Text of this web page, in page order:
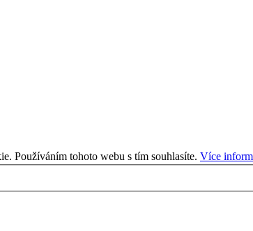
Používáním tohoto webu s tím souhlasíte. Více